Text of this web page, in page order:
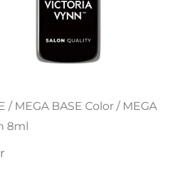
/ MEGA BASE Color / MEGA
8ml